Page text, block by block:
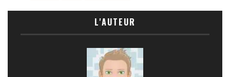
L'AUTEUR